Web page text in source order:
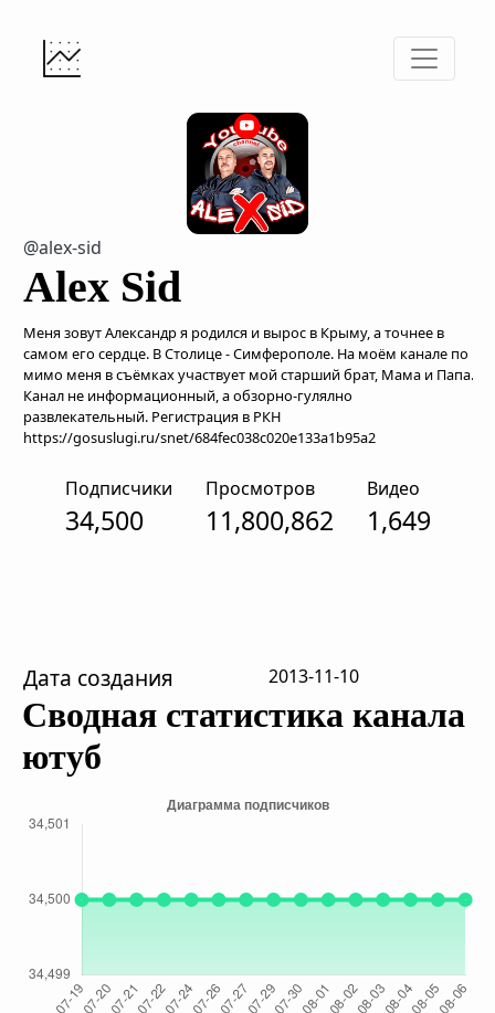
@alex-sid
Alex Sid
Меня зовут Александр я родился и вырос в Крыму, а точнее в
самом его сердце. В Столице - Симферополе. На моём канале по
мимо меня в съёмках участвует мой старший брат, Мама и Папа.
Канал не информационный, а обзорно-гулялно
развлекательный. Регистрация в РКН
https://gosuslugi.ru/snet/684fec038c020e133a1b95a2
Подписчики
34,500
Просмотров
11,800,862
Видео
1,649
Дата создания 2013-11-10
Сводная статистика канала
ютуб